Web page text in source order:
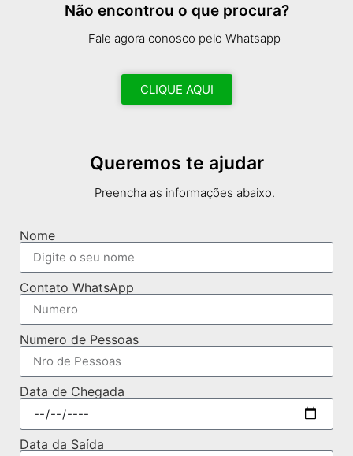
Não encontrou o que procura?
Fale agora conosco pelo Whatsapp
CLIQUE AQUI
Queremos te ajudar
Preencha as informações abaixo.
Nome
Contato WhatsApp
Numero de Pessoas
Data de Chegada
Data da Saída